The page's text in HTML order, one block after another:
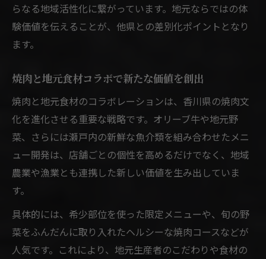
らなる地域活性化に繋がっています。地元ならではの体
験価値を伝えることが、他県との差別化ポイントとなり
ます。
焼肉と地元食材コラボで新たな価値を創出
焼肉と地元食材のコラボレーションは、香川県の焼肉文
化を進化させる重要な戦略です。オリーブ牛や地元野
菜、さらには瀬戸内の新鮮な魚介類を組み合わせたメニ
ュー開発は、店舗ごとの個性を高めるだけでなく、地域
農業や漁業とも連携した新しい価値を生み出していま
す。
具体的には、希少部位を使った限定メニューや、旬の野
菜をふんだんに取り入れたヘルシーな焼肉コースなどが
人気です。これにより、地元生産者のこだわりや食材の